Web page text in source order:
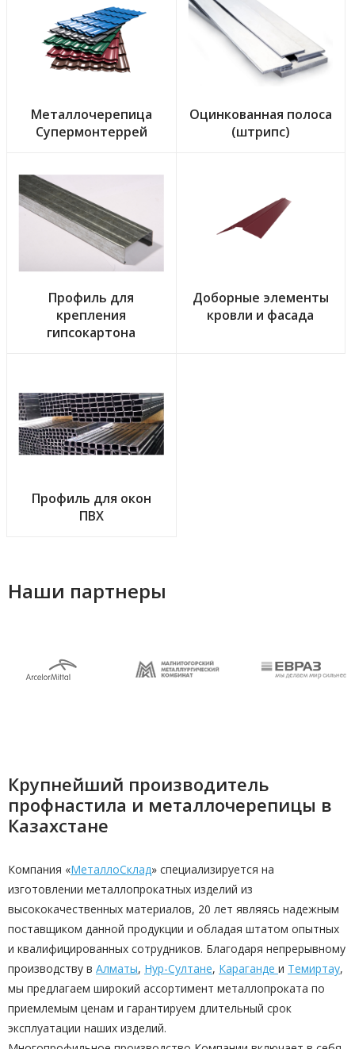
Металлочерепица
Супермонтеррей
Оцинкованная полоса
(штрипс)
Профиль для
крепления
гипсокартона
Доборные элементы
кровли и фасада
Профиль для окон
ПВХ
Наши партнеры
Крупнейший производитель
профнастила и металлочерепицы в
Казахстане
Компания «МеталлоСклад» специализируется на
изготовлении металлопрокатных изделий из
высококачественных материалов, 20 лет являясь надежным
поставщиком данной продукции и обладая штатом опытных
и квалифицированных сотрудников. Благодаря непрерывному
производству в Алматы, Нур-Султане, Караганде и Темиртау,
мы предлагаем широкий ассортимент металлопроката по
приемлемым ценам и гарантируем длительный срок
эксплуатации наших изделий.